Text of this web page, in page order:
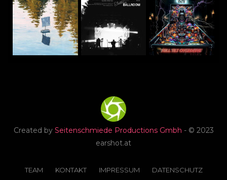
Created by Seitenschmiede Productions Gmbh - © 2023
earshot.at
TEAM KONTAKT IMPRESSUM DATENSCHUTZ